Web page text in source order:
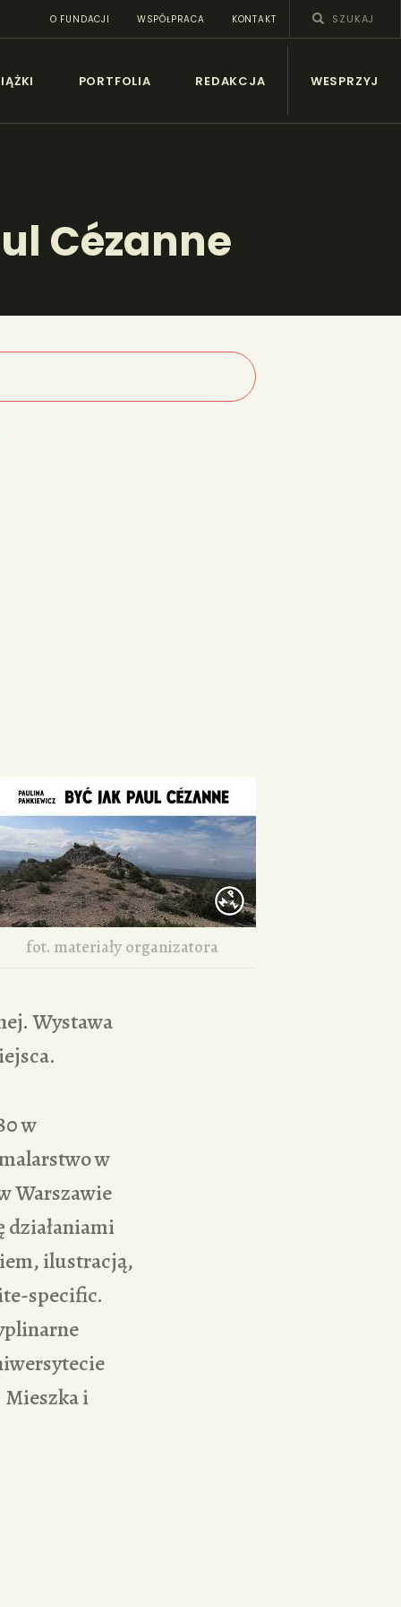
O FUNDACJI WSPÓŁPRACA KONTAKT
PORTFOLIA REDAKCJA WESPRZYJ
Cézanne
fot. materiały organizatora
Wystawa
w
w
Warszawie
działaniami
ilustracją,
specific.
i